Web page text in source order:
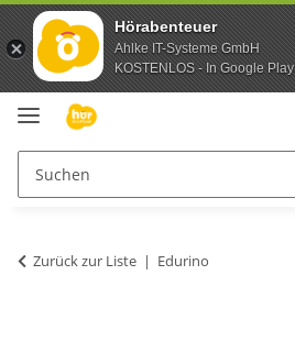
Hörabenteuer
Ahlke IT-Systeme GmbH
KOSTENLOS - In Google Play
Zurück zur Liste Edurino